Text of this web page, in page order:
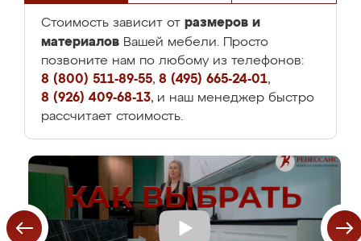
Стоимость зависит от размеров и
материалов Вашей мебели. Просто
позвоните нам по любому из телефонов:
8 (800) 511-89-55, 8 (495) 665-24-01,
8 (926) 409-68-13, и наш менеджер быстро
рассчитает стоимость.